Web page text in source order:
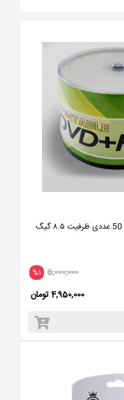
%1 5,000,000
4,950,000 تومان